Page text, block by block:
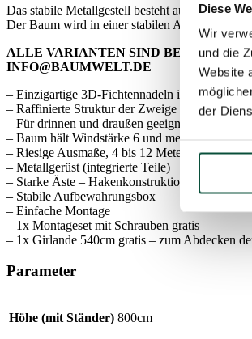
Diese
Wir
und die
Website
der
Das stabile Metallgestell besteht aus gleichen
Der Baum wird in einer stabilen
ALLE VARIANTEN SIND BEI
INFO@BAUMWELT.DE
– Einzigartige 3D-Fichtennadeln in
– Raffinierte Struktur der Zweige
– Für drinnen und draußen geeignet
– Baum hält Windstärke 6 und mehr stand
– Riesige Ausmaße, 4 bis 12 Meter
– Metallgerüst (integrierte Teile)
– Starke Äste – Hakenkonstruktion
– Stabile Aufbewahrungsbox
– Einfache Montage
– 1x Montageset mit Schrauben gratis
– 1x Girlande 540cm gratis – zum Abdecken
Parameter
Höhe (mit Ständer) 800cm